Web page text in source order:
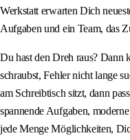
Werkstatt erwarten Dich
Aufgaben und ein Team, das
Du hast den Dreh raus? Dann
schraubst, Fehler nicht lange
am Schreibtisch sitzt, dann
spannende Aufgaben,
jede Menge Möglichkeiten,